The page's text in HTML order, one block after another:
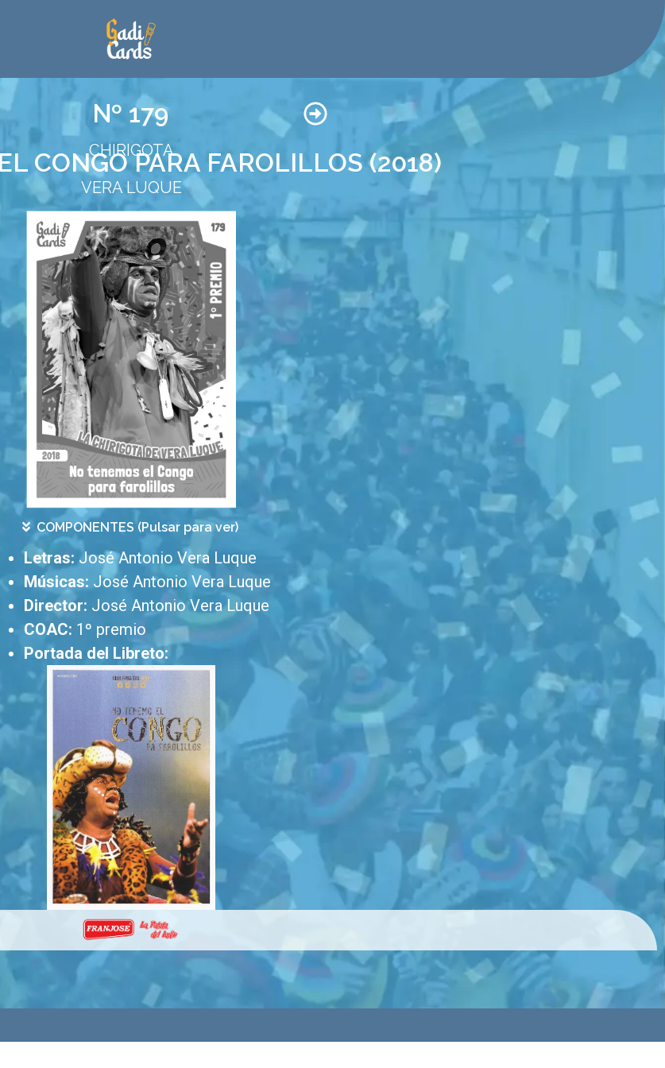
Nº 179
CHIRIGOTA
CONGO PARA FAROLILLOS (2018)
VERA LUQUE
COMPONENTES (Pulsar para ver)
Letras: José Antonio Vera Luque
Músicas: José Antonio Vera Luque
Director: José Antonio Vera Luque
COAC: 1º premio
Portada del Libreto: